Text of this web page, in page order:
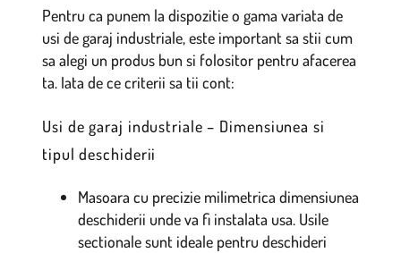
Pentru ca punem la dispozitie o gama variata de
usi de garaj industriale, este important sa stii cum
sa alegi un produs bun si folositor pentru afacerea
ta. Iata de ce criterii sa tii cont:
Usi de garaj industriale – Dimensiunea si
tipul deschiderii
Masoara cu precizie milimetrica dimensiunea
deschiderii unde va fi instalata usa. Usile
sectionale sunt ideale pentru deschideri